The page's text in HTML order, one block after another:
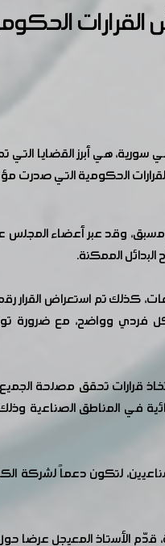
سورية، هي أبرز القضايا
الحكومية التي صدرت
بشكل مفاجئ ودون إشعار مسبق، وقد عبر
الممكنة.
فردي وواضح، مع ضرورة
قرارات تحقق مصلحة
في المناطق الصناعية
لتكون دعماً لشركة
الأستاذ المعيجل عرضا